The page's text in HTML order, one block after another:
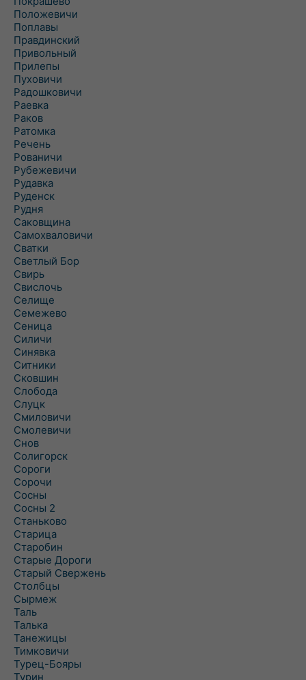
Положевичи
Поплавы
Правдинский
Привольный
Прилепы
Пуховичи
Радошковичи
Раевка
Раков
Ратомка
Речень
Рованичи
Рубежевичи
Рудавка
Руденск
Рудня
Саковщина
Самохваловичи
Сватки
Светлый Бор
Свирь
Свислочь
Селище
Семежево
Сеница
Силичи
Синявка
Ситники
Сковшин
Слобода
Слуцк
Смиловичи
Смолевичи
Снов
Солигорск
Сороги
Сорочи
Сосны
Сосны 2
Станьково
Старица
Старобин
Старые Дороги
Старый Свержень
Столбцы
Сырмеж
Таль
Талька
Танежицы
Тимковичи
Турец-Бояры
Турин